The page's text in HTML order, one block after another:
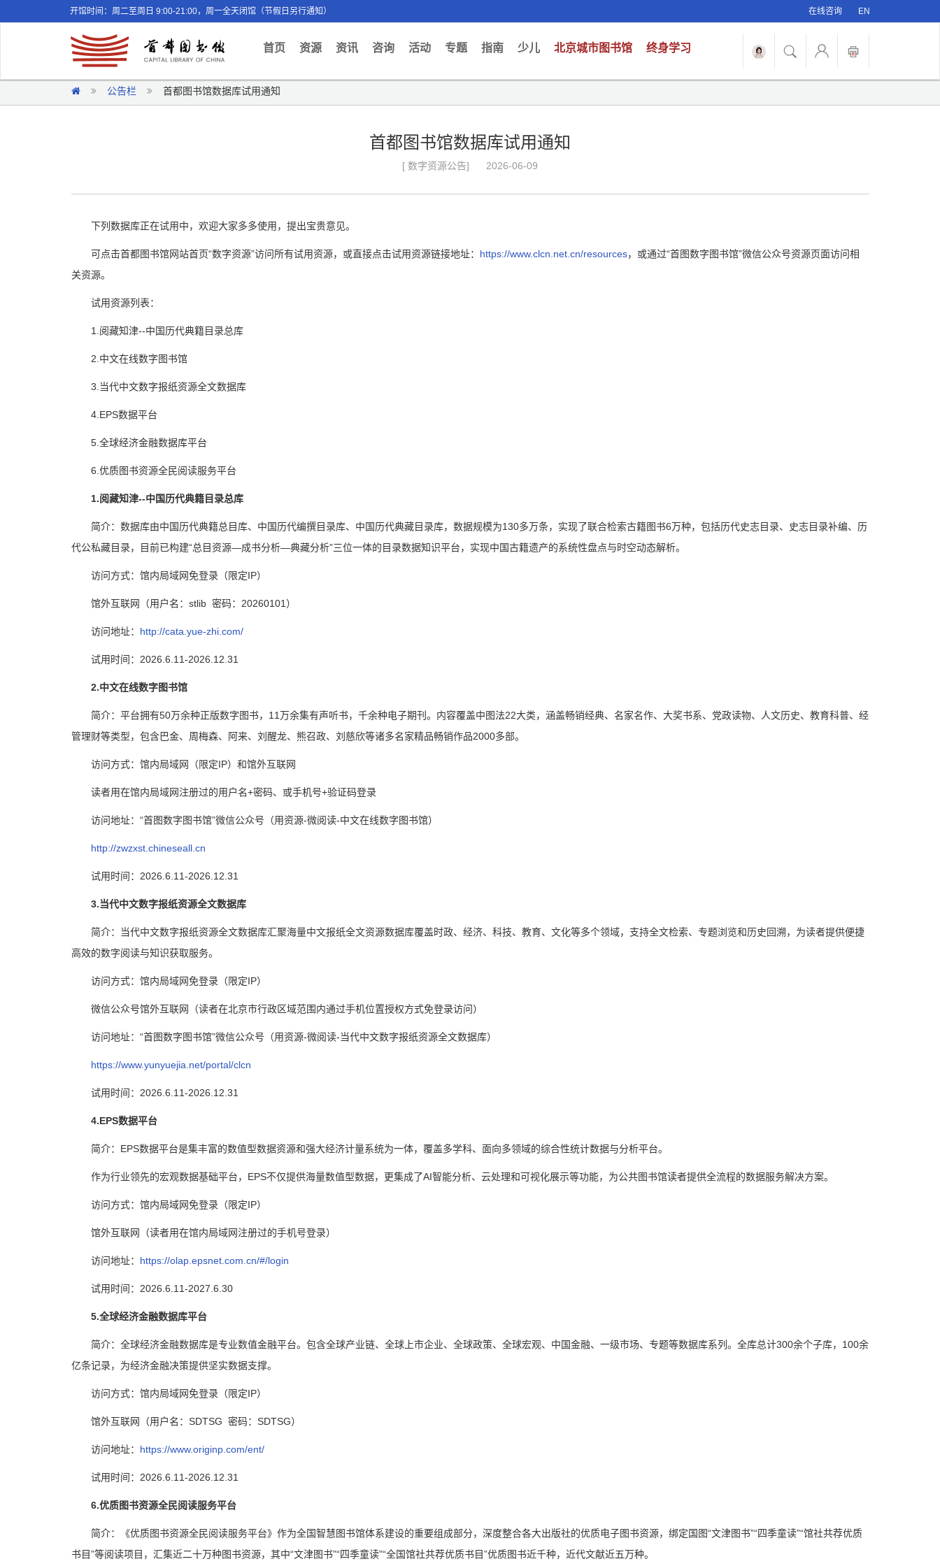
开馆时间：周二至周日 9:00-21:00，周一全天闭馆（节假日另行通知） 在线咨询 EN
首页(current)
资源 资讯 咨询 活动 专题 指南 少儿 北京城市图书馆 终身学习
公告栏 首都图书馆数据库试用通知
首都图书馆数据库试用通知
[ 数字资源公告] 2026-06-09
下列数据库正在试用中，欢迎大家多多使用，提出宝贵意见。
可点击首都图书馆网站首页“数字资源”访问所有试用资源，或直接点击试用资源链接地址： https://www.clcn.net.cn/resources，或通过“首图数字图书馆”微信公众号资源页面访问相
关资源。
试用资源列表：
1.阅藏知津--中国历代典籍目录总库
2.中文在线数字图书馆
3.当代中文数字报纸资源全文数据库
4.EPS数据平台
5.全球经济金融数据库平台
6.优质图书资源全民阅读服务平台
1.阅藏知津--中国历代典籍目录总库
简介：数据库由中国历代典籍总目库、中国历代编撰目录库、中国历代典藏目录库，数据规模为130多万条，实现了联合检索古籍图书6万种，包括历代史志目录、史志目录补编、历
代公私藏目录，目前已构建“总目资源—成书分析—典藏分析”三位一体的目录数据知识平台，实现中国古籍遗产的系统性盘点与时空动态解析。
访问方式：馆内局域网免登录（限定IP）
馆外互联网（用户名：stlib 密码：20260101）
访问地址： http://cata.yue-zhi.com/
试用时间：2026.6.11-2026.12.31
2.中文在线数字图书馆
简介：平台拥有50万余种正版数字图书，11万余集有声听书，千余种电子期刊。内容覆盖中图法22大类，涵盖畅销经典、名家名作、大奖书系、党政读物、人文历史、教育科普、经
管理财等类型，包含巴金、周梅森、阿来、刘醒龙、熊召政、刘慈欣等诸多名家精品畅销作品2000多部。
访问方式：馆内局域网（限定IP）和馆外互联网
读者用在馆内局域网注册过的用户名+密码、或手机号+验证码登录
访问地址：“首图数字图书馆”微信公众号（用资源-微阅读-中文在线数字图书馆）
http://zwzxst.chineseall.cn
试用时间：2026.6.11-2026.12.31
3.当代中文数字报纸资源全文数据库
简介：当代中文数字报纸资源全文数据库汇聚海量中文报纸全文资源数据库覆盖时政、经济、科技、教育、文化等多个领域，支持全文检索、专题浏览和历史回溯，为读者提供便捷
高效的数字阅读与知识获取服务。
访问方式：馆内局域网免登录（限定IP）
微信公众号馆外互联网（读者在北京市行政区域范围内通过手机位置授权方式免登录访问）
访问地址：“首图数字图书馆”微信公众号（用资源-微阅读-当代中文数字报纸资源全文数据库）
https://www.yunyuejia.net/portal/clcn
试用时间：2026.6.11-2026.12.31
4.EPS数据平台
简介：EPS数据平台是集丰富的数值型数据资源和强大经济计量系统为一体，覆盖多学科、面向多领域的综合性统计数据与分析平台。
作为行业领先的宏观数据基础平台，EPS不仅提供海量数值型数据，更集成了AI智能分析、云处理和可视化展示等功能，为公共图书馆读者提供全流程的数据服务解决方案。
访问方式：馆内局域网免登录（限定IP）
馆外互联网（读者用在馆内局域网注册过的手机号登录）
访问地址： https://olap.epsnet.com.cn/#/login
试用时间：2026.6.11-2027.6.30
5.全球经济金融数据库平台
简介：全球经济金融数据库是专业数值金融平台。包含全球产业链、全球上市企业、全球政策、全球宏观、中国金融、一级市场、专题等数据库系列。全库总计300余个子库，100余
亿条记录，为经济金融决策提供坚实数据支撑。
访问方式：馆内局域网免登录（限定IP）
馆外互联网（用户名：SDTSG 密码：SDTSG）
访问地址： https://www.originp.com/ent/
试用时间：2026.6.11-2026.12.31
6.优质图书资源全民阅读服务平台
简介：《优质图书资源全民阅读服务平台》作为全国智慧图书馆体系建设的重要组成部分，深度整合各大出版社的优质电子图书资源，绑定国图“文津图书”“四季童读”“馆社共荐优质
书目”等阅读项目，汇集近二十万种图书资源，其中“文津图书”“四季童读”“全国馆社共荐优质书目”优质图书近千种，近代文献近五万种。